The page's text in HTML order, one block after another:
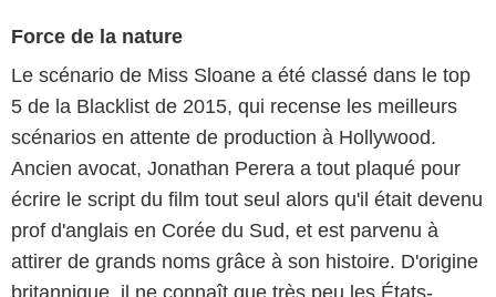
Force de la nature
Le scénario de Miss Sloane a été classé dans le top
5 de la Blacklist de 2015, qui recense les meilleurs
scénarios en attente de production à Hollywood.
Ancien avocat, Jonathan Perera a tout plaqué pour
écrire le script du film tout seul alors qu'il était devenu
prof d'anglais en Corée du Sud, et est parvenu à
attirer de grands noms grâce à son histoire. D'origine
britannique, il ne connaît que très peu les États-